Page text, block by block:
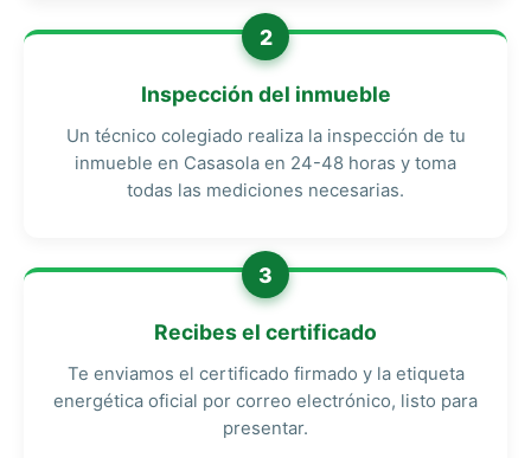
2
Inspección del inmueble
Un técnico colegiado realiza la inspección de tu
inmueble en Casasola en 24-48 horas y toma
todas las mediciones necesarias.
3
Recibes el certificado
Te enviamos el certificado firmado y la etiqueta
energética oficial por correo electrónico, listo para
presentar.